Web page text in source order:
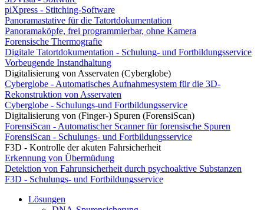
piXpress - Stitching-Software
Panoramastative für die Tatortdokumentation
Panoramaköpfe, frei programmierbar, ohne Kamera
Forensische Thermografie
Digitale Tatortdokumentation - Schulung- und Fortbildungsservice
Vorbeugende Instandhaltung
Digitalisierung von Asservaten (Cyberglobe)
Cyberglobe - Automatisches Aufnahmesystem für die 3D-
Rekonstruktion von Asservaten
Cyberglobe - Schulungs-und Fortbildungsservice
Digitalisierung von (Finger-) Spuren (ForensiScan)
ForensiScan - Automatischer Scanner für forensische Spuren
ForensiScan - Schulungs- und Fortbildungsservice
F3D - Kontrolle der akuten Fahrsicherheit
Erkennung von Übermüdung
Detektion von Fahrunsicherheit durch psychoaktive Substanzen
F3D - Schulungs- und Fortbildungsservice
Lösungen